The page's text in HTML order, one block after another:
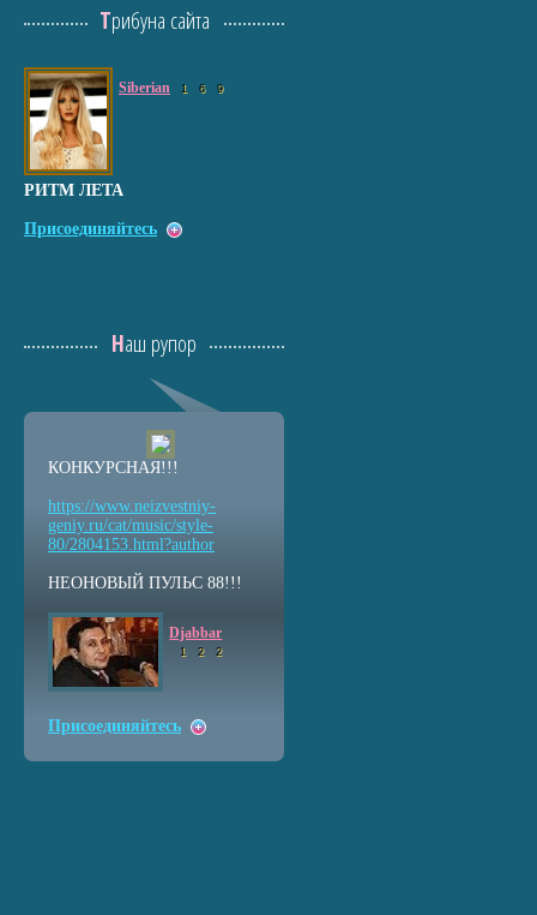
Трибуна сайта
Siberian 1 6 9
РИТМ ЛЕТА
Присоединяйтесь
Наш рупор
КОНКУРСНАЯ!!!
https://www.neizvestniy-
geniy.ru/cat/music/style-
80/2804153.html?author
НЕОНОВЫЙ ПУЛЬС 88!!!
Djabbar
1 2 2
Присоединяйтесь